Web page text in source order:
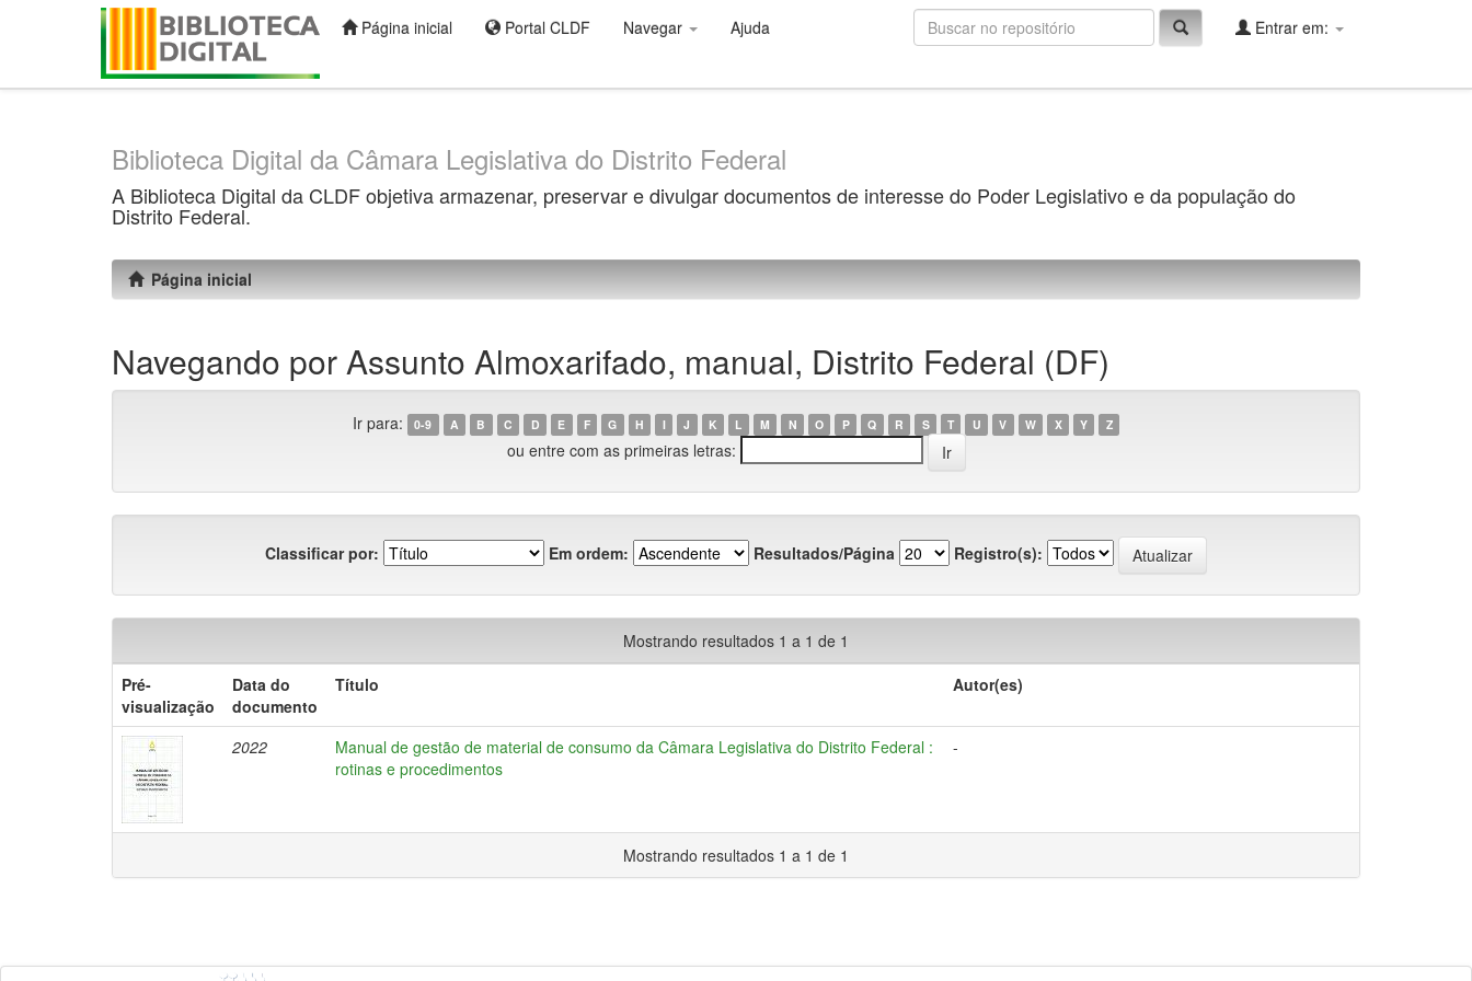
Página inicial Portal CLDF Navegar Ajuda Entrar em:
Biblioteca Digital da Câmara Legislativa do Distrito Federal
A Biblioteca Digital da CLDF objetiva armazenar, preservar e divulgar documentos de interesse do Poder Legislativo e da população do
Distrito Federal.
Página inicial
Navegando por Assunto Almoxarifado, manual, Distrito Federal (DF)
Ir para: 0-9 A B C D E F G H I J K L M N O P Q R S T U V W X Y Z
ou entre com as primeiras letras:
Classificar por: Em ordem: Resultados/Página Registro(s):
Mostrando resultados 1 a 1 de 1
Pré-
visualização
Data do
documento
Título Autor(es)
2022
Manual de gestão de material de consumo da Câmara Legislativa do Distrito Federal :
rotinas e procedimentos
-
Mostrando resultados 1 a 1 de 1